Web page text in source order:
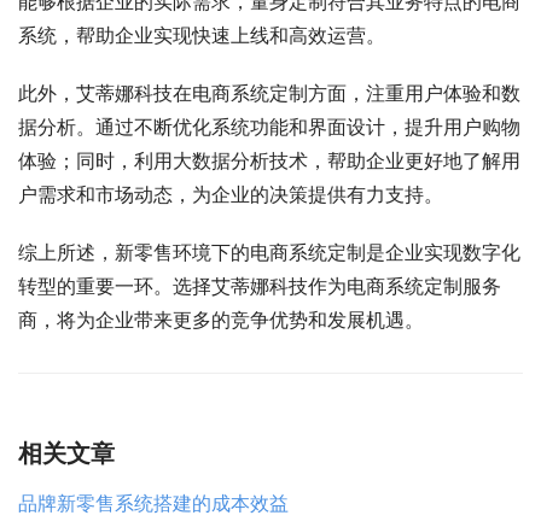
系统，帮助企业实现快速上线和高效运营。
此外，艾蒂娜科技在电商系统定制方面，注重用户体验和数
据分析。通过不断优化系统功能和界面设计，提升用户购物
体验；同时，利用大数据分析技术，帮助企业更好地了解用
户需求和市场动态，为企业的决策提供有力支持。
综上所述，新零售环境下的电商系统定制是企业实现数字化
转型的重要一环。选择艾蒂娜科技作为电商系统定制服务
商，将为企业带来更多的竞争优势和发展机遇。
相关文章
品牌新零售系统搭建的成本效益